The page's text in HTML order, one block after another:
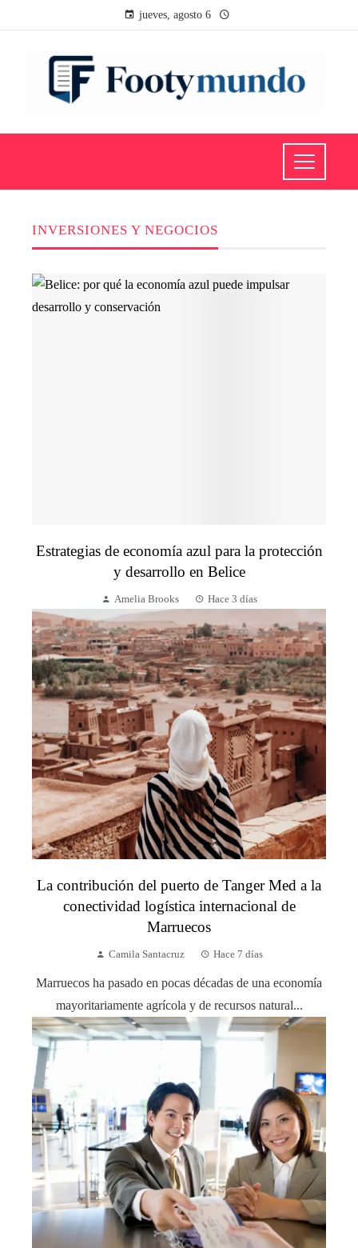
jueves, agosto 6
INVERSIONES Y NEGOCIOS
Estrategias de economía azul para la protección
y desarrollo en Belice
Amelia Brooks Hace 3 días
La contribución del puerto de Tanger Med a la
conectividad logística internacional de
Marruecos
Camila Santacruz Hace 7 días
Marruecos ha pasado en pocas décadas de una economía
mayoritariamente agrícola y de recursos natural...